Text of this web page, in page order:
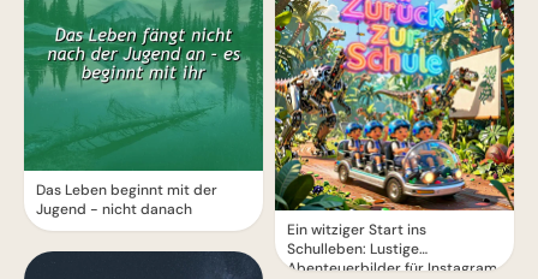
Das Leben beginnt mit der
Jugend - nicht danach
Ein witziger Start ins
Schulleben: Lustige
Abenteuerbilder für Instagram